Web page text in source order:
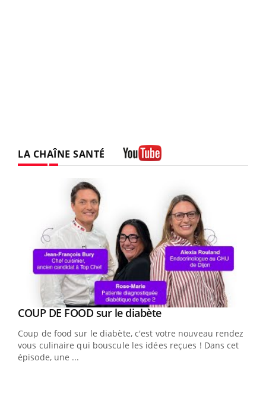
LA CHAÎNE SANTÉ
Youtube
COUP DE FOOD sur le diabèteYoutube
Coup de food sur le diabète, c'est votre nouveau rendez-
vous culinaire qui bouscule les idées reçues ! Dans cet
épisode, une ...